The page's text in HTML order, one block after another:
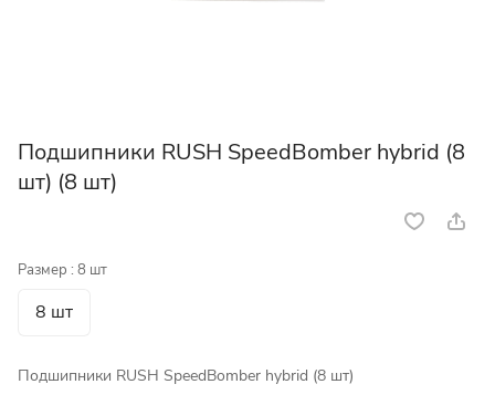
Подшипники RUSH SpeedBomber hybrid (8
шт) (8 шт)
Размер : 8 шт
8 шт
Подшипники RUSH SpeedBomber hybrid (8 шт)